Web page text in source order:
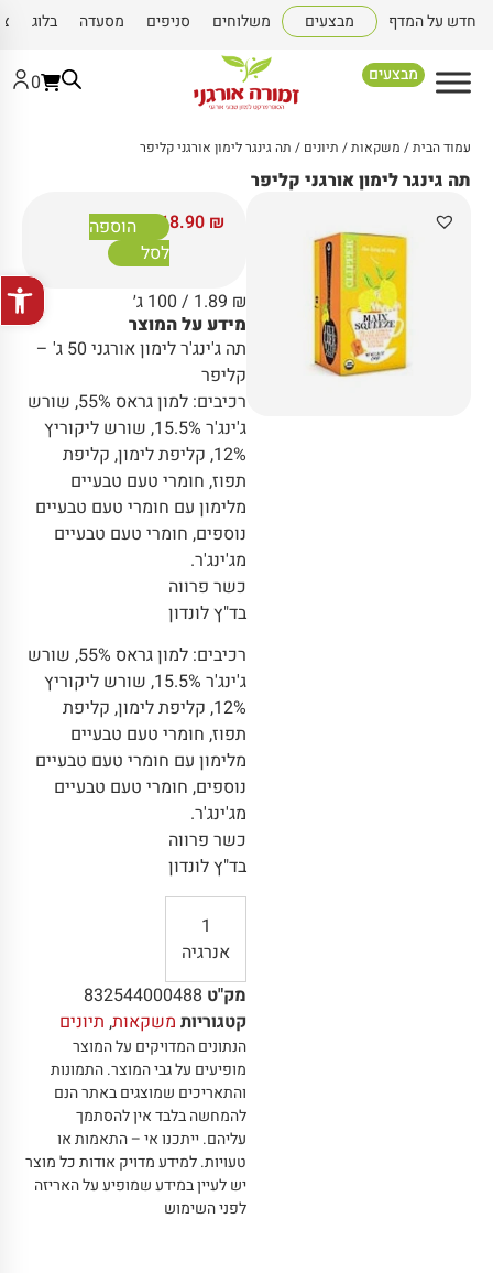
פתח
חדש על המדף מבצעים משלוחים סניפים מסעדה בלוג
מבצעים 0
עמוד הבית/ משקאות/ תיונים / תה גינגר לימון אורגני קליפר
תה גינגר לימון אורגני קליפר
18.90 ₪
הוספה
לסל
1.89 ₪
/ 100 ג׳
מידע על המוצר
תה ג'ינג'ר לימון אורגני 50 ג' –
קליפר
רכיבים: למון גראס 55%, שורש
ג'ינג'ר 15.5%, שורש ליקוריץ
12%, קליפת לימון, קליפת
תפוז, חומרי טעם טבעיים
מלימון עם חומרי טעם טבעיים
נוספים, חומרי טעם טבעיים
מג'ינג'ר.
כשר פרווה
בד"ץ לונדון
רכיבים: למון גראס 55%, שורש
ג'ינג'ר 15.5%, שורש ליקוריץ
12%, קליפת לימון, קליפת
תפוז, חומרי טעם טבעיים
מלימון עם חומרי טעם טבעיים
נוספים, חומרי טעם טבעיים
מג'ינג'ר.
כשר פרווה
בד"ץ לונדון
1
אנרגיה
מק"ט 832544000488
קטגוריות משקאות, תיונים
הנתונים המדויקים על המוצר
מופיעים על גבי המוצר.התמונות
והתאריכים שמוצגים באתר הנם
להמחשה בלבד אין להסתמך
עליהם.ייתכנו אי – התאמות או
טעויות.למידע מדויק אודות כל מוצר
יש לעיין במידע שמופיע על האריזה
לפני השימוש